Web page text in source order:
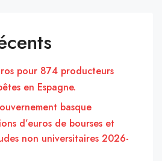
pour 874 producteurs
en Espagne.
basque
d’euros de bourses et
non universitaires 2026-